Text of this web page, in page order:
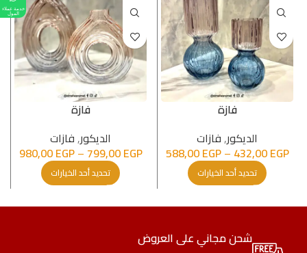
فازة
الدیكور,فازات
432,00EGP
–
588,00EGP
تحديد أحد الخيارات
فازة
الدیكور,فازات
799,00EGP
–
980,00EGP
تحديد أحد الخيارات
شحن مجاني على العروض
خدمة عملاء
المول